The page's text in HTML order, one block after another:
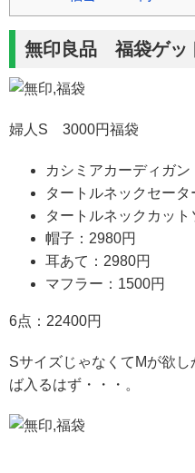
無印良品 福袋ゲッ
婦人S 3000円福袋
カシミアカーディガン
タートルネックセータ
タートルネックカット
帽子：2980円
耳あて：2980円
マフラー：1500円
6点：22400円
SサイズじゃなくてMが欲
ば入るはず・・・。